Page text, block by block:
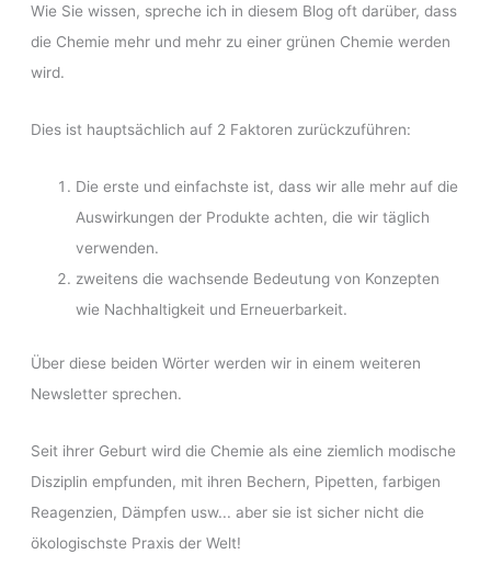
Wie Sie wissen, spreche ich in diesem Blog oft darüber, dass
die Chemie mehr und mehr zu einer grünen Chemie werden
wird.
Dies ist hauptsächlich auf 2 Faktoren zurückzuführen:
Die erste und einfachste ist, dass wir alle mehr auf die
Auswirkungen der Produkte achten, die wir täglich
verwenden.
zweitens die wachsende Bedeutung von Konzepten
wie Nachhaltigkeit und Erneuerbarkeit.
Über diese beiden Wörter werden wir in einem weiteren
Newsletter sprechen.
Seit ihrer Geburt wird die Chemie als eine ziemlich modische
Disziplin empfunden, mit ihren Bechern, Pipetten, farbigen
Reagenzien, Dämpfen usw... aber sie ist sicher nicht die
ökologischste Praxis der Welt!